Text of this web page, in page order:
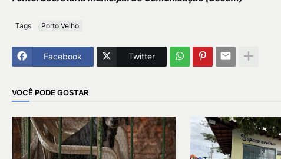
Tags Porto Velho
Facebook Twitter
VOCÊ PODE GOSTAR